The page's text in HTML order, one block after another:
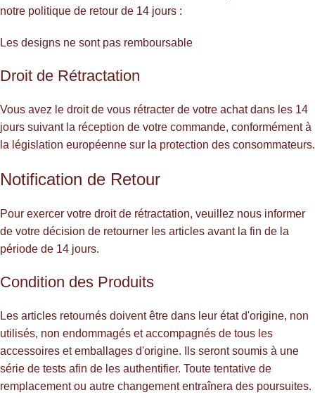
notre politique de retour de 14 jours :
Les designs ne sont pas remboursable
Droit de Rétractation
Vous avez le droit de vous rétracter de votre achat dans les 14
jours suivant la réception de votre commande, conformément à
la législation européenne sur la protection des consommateurs.
Notification de Retour
Pour exercer votre droit de rétractation, veuillez nous informer
de votre décision de retourner les articles avant la fin de la
période de 14 jours.
Condition des Produits
Les articles retournés doivent être dans leur état d'origine, non
utilisés, non endommagés et accompagnés de tous les
accessoires et emballages d'origine. Ils seront soumis à une
série de tests afin de les authentifier. Toute tentative de
remplacement ou autre changement entraînera des poursuites.